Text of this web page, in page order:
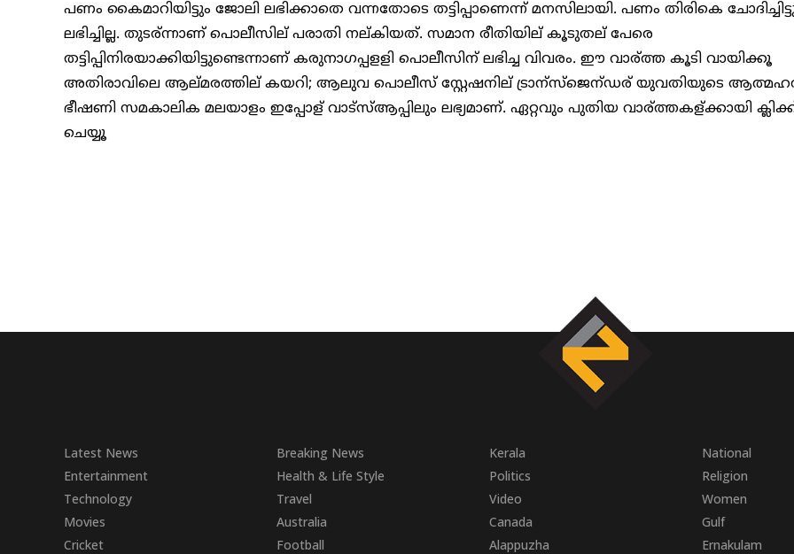
പണം കൈമാറിയിട്ടും ജോലി ലഭിക്കാതെ വന്നതോടെ തട്ടിപ്പാണെന്ന് മനസിലായി. പണം തിരികെ
ലഭിച്ചില്ല. തുടര്ന്നാണ് പൊലീസില് പരാതി നല്കിയത്. സമാന രീതിയില് കൂടുതല് പേരെ
തട്ടിപ്പിനിരയാക്കിയിട്ടുണ്ടെന്നാണ് കരുനാഗപ്പളളി പൊലീസിന് ലഭിച്ച വിവരം. ഈ വാര്ത്ത കൂടി വായിക്കൂ
അതിരാവിലെ ആല്മരത്തില് കയറി; ആലുവ പൊലീസ് സ്റ്റേഷനില് ട്രാന്സ്ജെന്ഡര് യുവതിയുടെ
ഭീഷണി സമകാലിക മലയാളം ഇപ്പോള് വാട്സ്‌ആപ്പിലും ലഭ്യമാണ്. ഏറ്റവും പുതിയ വാര്ത്തകള്ക്കായി
ചെയ്യൂ
Latest News Breaking News Kerala National
Entertainment
Health & Life Style Politics Religion
Technology
Travel Video Women
Movies
Australia Canada Gulf
Cricket
Football Alappuzha Ernakulam